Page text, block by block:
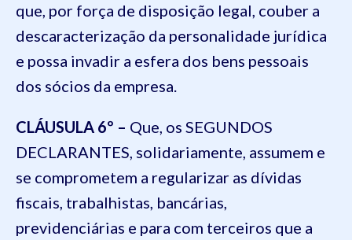
que, por força de disposição legal, couber a
descaracterização da personalidade jurídica
e possa invadir a esfera dos bens pessoais
dos sócios da empresa.
CLÁUSULA 6º – Que, os SEGUNDOS
DECLARANTES, solidariamente, assumem e
se comprometem a regularizar as dívidas
fiscais, trabalhistas, bancárias,
previdenciárias e para com terceiros que a